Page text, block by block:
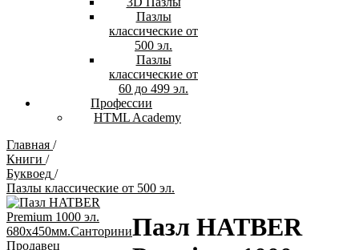
Пазлы
классические от
500 эл.
Пазлы
классические от
60 до 499 эл.
Профессии
HTML Academy
Главная /
Книги /
Буквоед /
Пазлы классические от 500 эл.
Продавец
Пазл HATBER